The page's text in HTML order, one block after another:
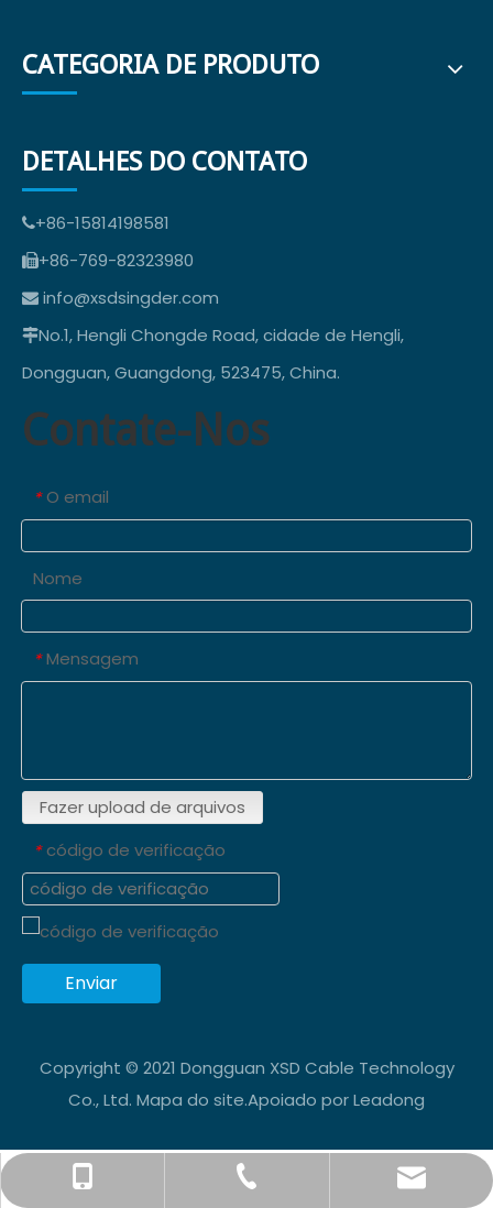
CATEGORIA DE PRODUTO
DETALHES DO CONTATO
+86-15814198581
+86-769-82323980
 info@xsdsingder.com
No.1, Hengli Chongde Road, cidade de Hengli,
Dongguan, Guangdong, 523475, China.
+86-15814198581
+86-769-82323980
info@xsdsingder.com
Contate-Nos
* O email
Nome
* Mensagem
Fazer upload de arquivos
* código de verificação
Enviar
Copyright © 2021 Dongguan XSD Cable Technology
Co., Ltd. Mapa do site.Apoiado porLeadong